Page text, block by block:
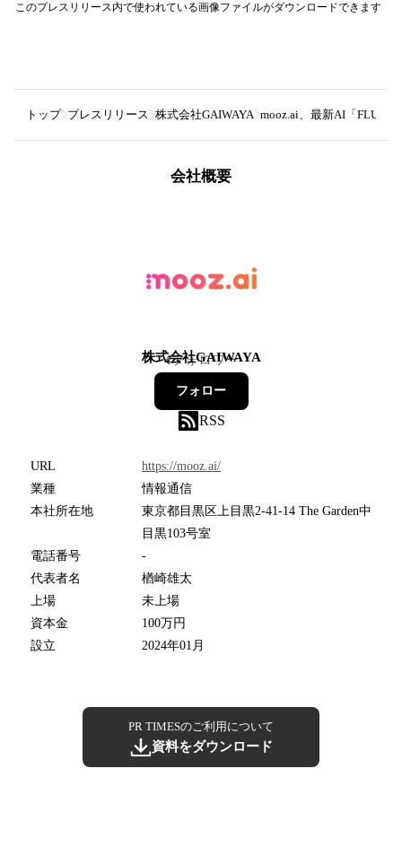
このプレスリリース内で使われている画像ファイルがダウンロードできます
トップ プレスリリース 株式会社GAIWAYA mooz.ai、最新AI「
会社概要
株式会社GAIWAYA
4フォロワー
フォロー
RSS
URL
https://mooz.ai/
業種
情報通信
本社所在地
東京都目黒区上目黒2-41-14 The Garden中
目黒103号室
電話番号
-
代表者名
楢崎雄太
上場
未上場
資本金
100万円
設立
2024年01月
PR TIMESのご利用について
資料をダウンロード